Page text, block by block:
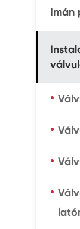
Imán